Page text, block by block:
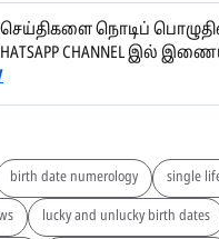
நொடிப்
CHANNEL இல்
birth date numerology single
lucky and unlucky birth dates